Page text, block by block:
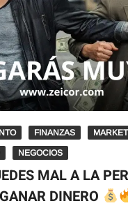
FINANZAS
NEGOCIOS
MAL A LA
DINERO